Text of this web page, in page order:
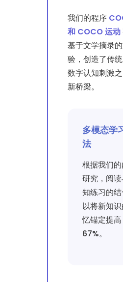
我们的程序
和 COCO 运动
基于文学摘录
验，创造了传
数字认知刺激
新桥梁。
多模态学
法
根据我们
研究，阅
知练习的
以将新知
忆锚定提高
67%。